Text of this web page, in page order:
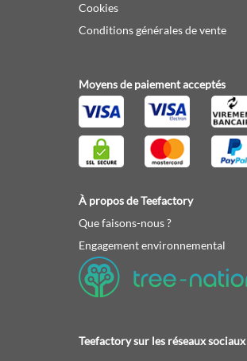
Cookies
Conditions générales de vente
Moyens de paiement acceptés
À propos de Teefactory
Que faisons-nous ?
Engagement environnemental
Teefactory sur les réseaux sociaux